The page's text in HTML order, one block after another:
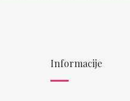
Informacije